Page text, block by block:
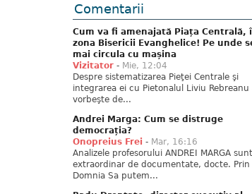
Comentarii
Cum va fi amenajată Piața Centrală,
zona Bisericii Evanghelice! Pe unde
mai circula cu mașina
Vizitator - Mie, 12:04
Despre sistematizarea Pieţei Centrale şi
integrarea ei cu Pietonalul Liviu Rebreanu
vorbeşte de...
Andrei Marga: Cum se distruge
democrația?
Onopreius Frei - Mar, 16:16
Analizele profesorului ANDREI MARGA sunt
extraordinar de documentate, docte. Prin
Domnia Sa putem...